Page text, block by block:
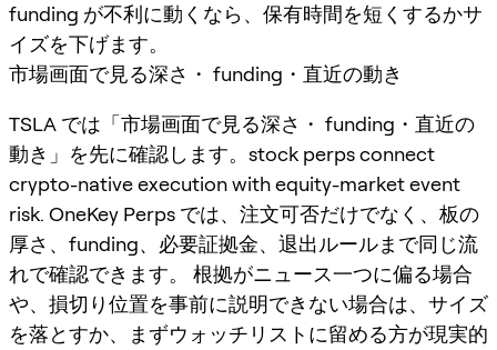
funding が不利に動くなら、保有時間を短くするかサ
イズを下げます。
市場画面で見る深さ・ funding・直近の動き
TSLA では「市場画面で見る深さ・ funding・直近の
動き」を先に確認します。stock perps connect
crypto-native execution with equity-market event
risk. OneKey Perps では、注文可否だけでなく、板の
厚さ、funding、必要証拠金、退出ルールまで同じ流
れで確認できます。 根拠がニュース一つに偏る場合
や、損切り位置を事前に説明できない場合は、サイズ
を落とすか、まずウォッチリストに留める方が現実的